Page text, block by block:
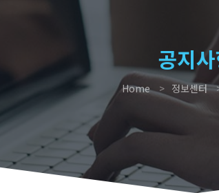
공지
Home 정보센터